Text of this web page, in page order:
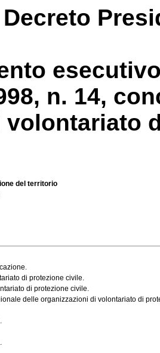
Decreto
n. 14,
del territorio
di protezione civile.
di protezione civile.
delle organizzazioni di volontariato di